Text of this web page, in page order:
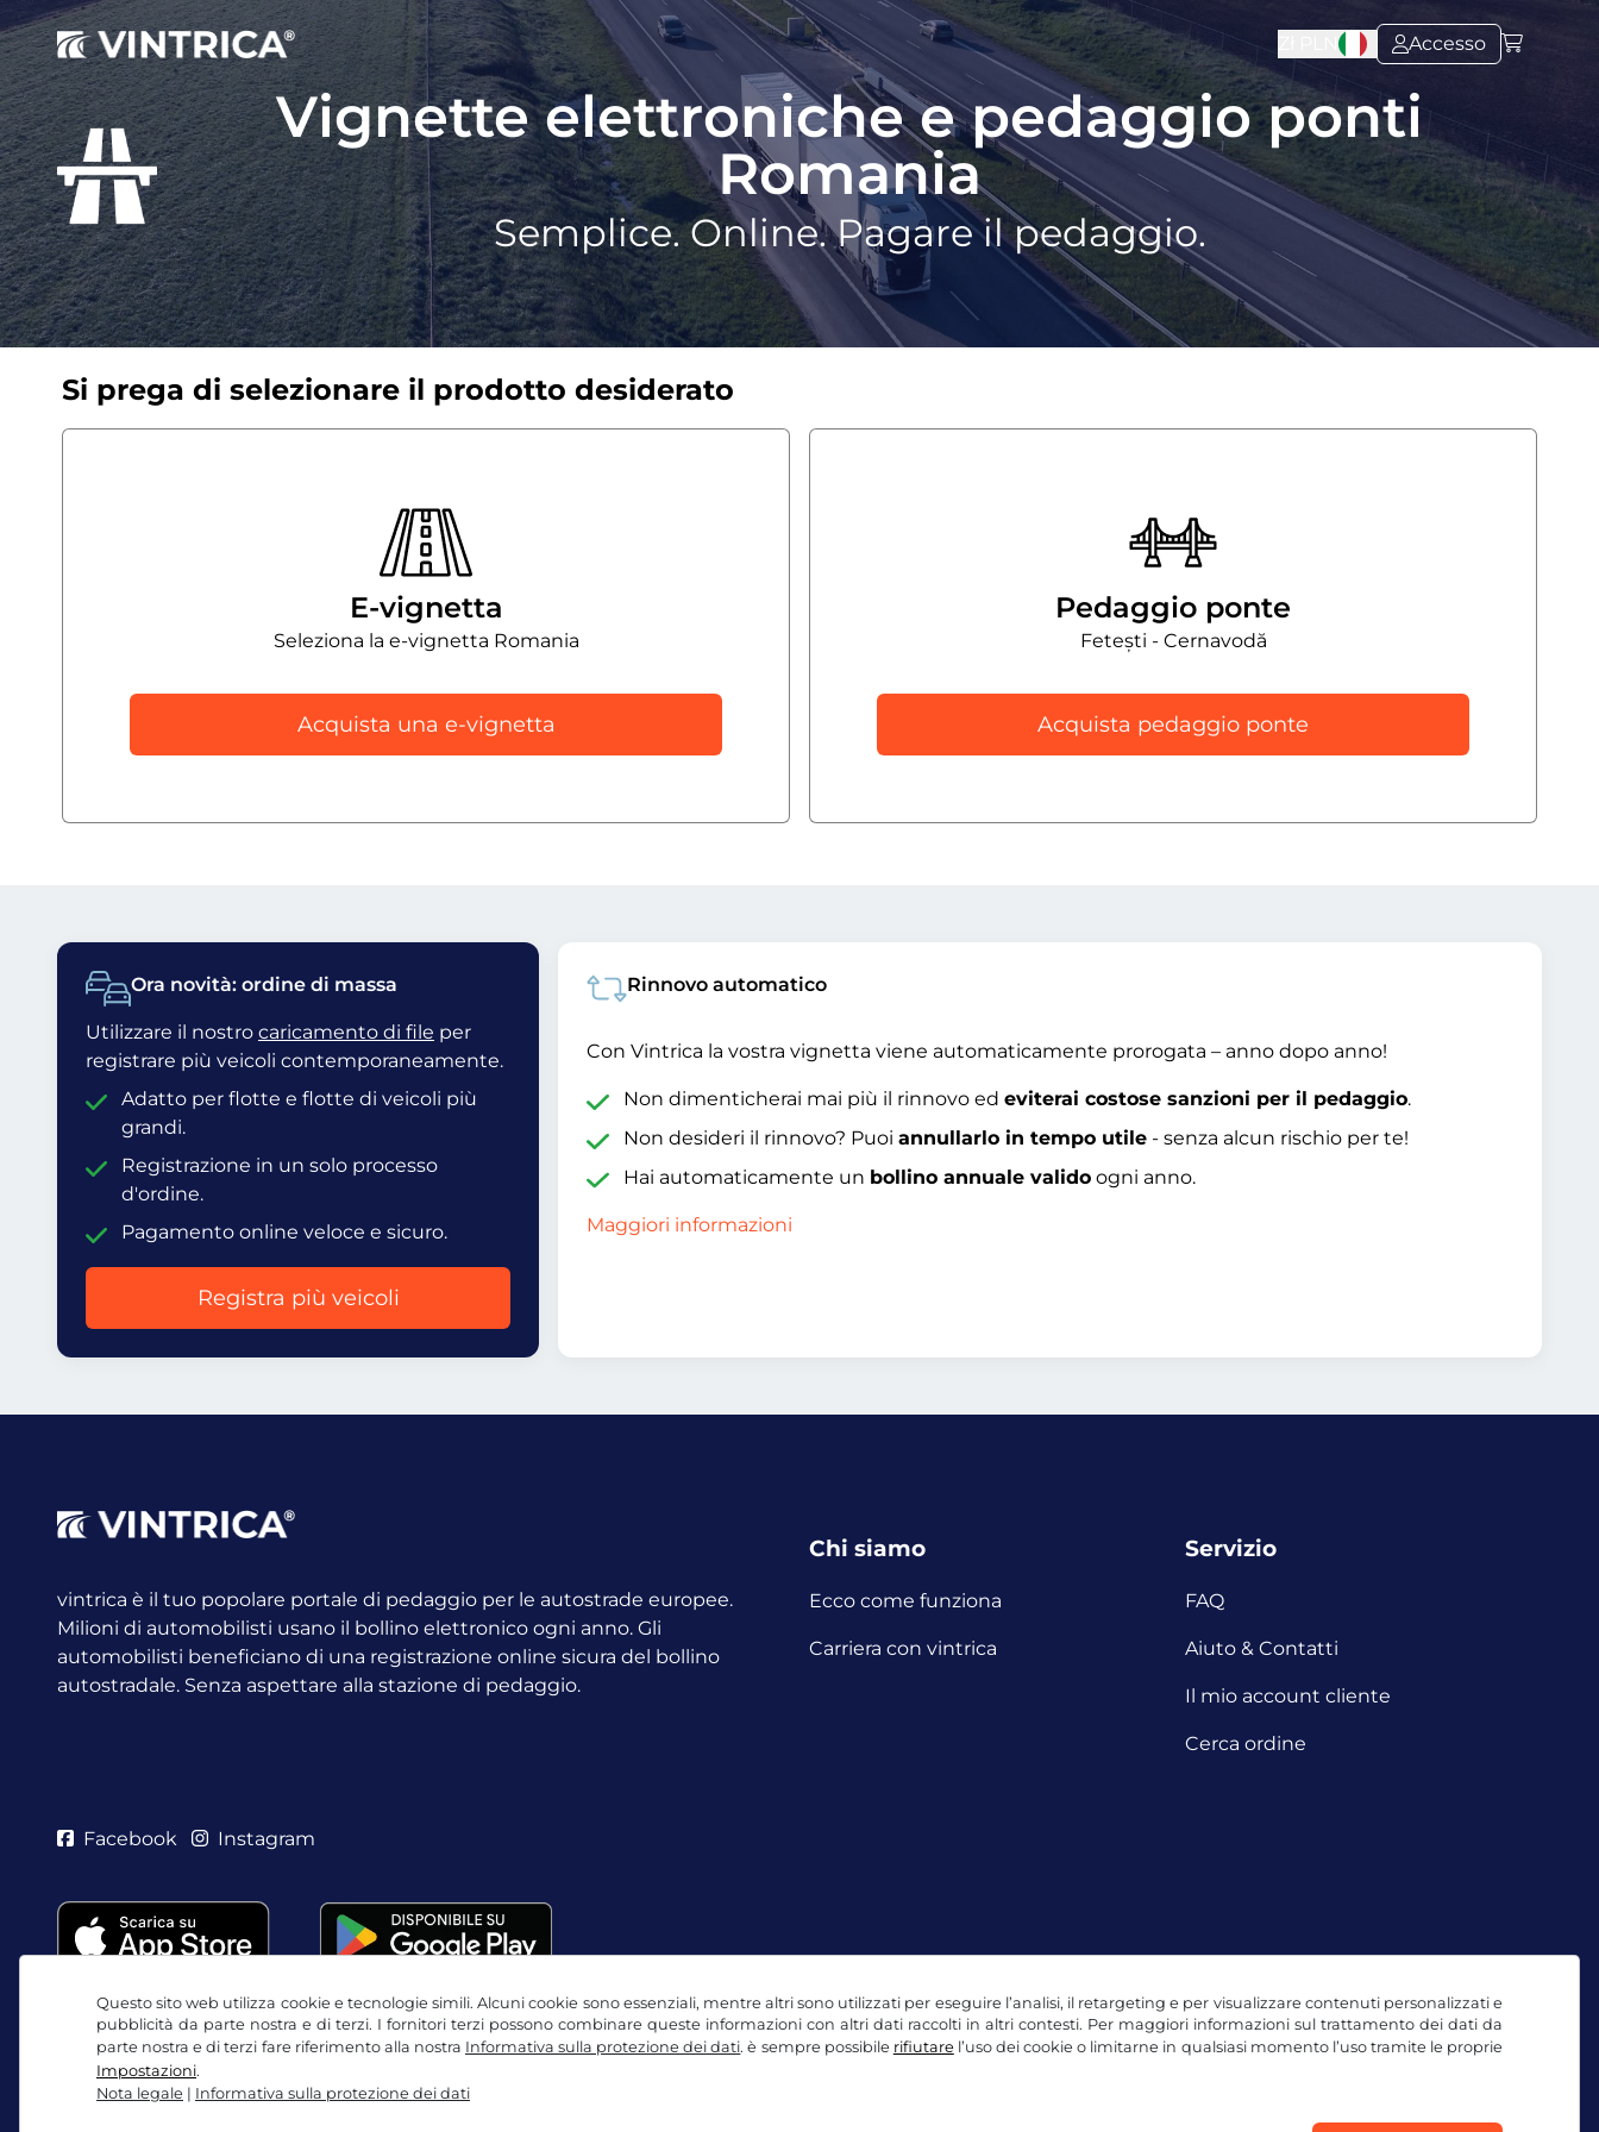
Questo sito web utilizza cookie e tecnologie simili. Alcuni cookie sono essenziali, mentre altri sono utilizzati per eseguire l’analisi, il retargeting e per visualizzare contenuti personalizzati e
pubblicità da parte nostra e di terzi. I fornitori terzi possono combinare queste informazioni con altri dati raccolti in altri contesti. Per maggiori informazioni sul trattamento dei dati da
parte nostra e di terzi fare riferimento alla nostra Informativa sulla protezione dei dati. è sempre possibile rifiutarel’uso dei cookie o limitarne in qualsiasi momento l’uso tramite le proprie
Impostazioni.
Nota legale | Informativa sulla protezione dei dati
Accesso
Vignette elettroniche e pedaggio ponti
Romania
Semplice. Online. Pagare il pedaggio.
Si prega di selezionare il prodotto desiderato
E-vignetta
Seleziona la e-vignetta Romania
Acquista una e-vignetta
Pedaggio ponte
Fetești - Cernavodă
Acquista pedaggio ponte
Ora novità: ordine di massa
Utilizzare il nostro caricamento di file per
registrare più veicoli contemporaneamente.
Adatto per flotte e flotte di veicoli più
grandi.
Registrazione in un solo processo
d'ordine.
Pagamento online veloce e sicuro.
Registra più veicoli
Rinnovo automatico
Con Vintrica la vostra vignetta viene automaticamente prorogata – anno dopo anno!
Non dimenticherai mai più il rinnovo ed eviterai costose sanzioni per il pedaggio.
Non desideri il rinnovo? Puoi annullarlo in tempo utile- senza alcun rischio per te!
Hai automaticamente un bollino annuale validoogni anno.
Maggiori informazioni
vintrica è il tuo popolare portale di pedaggio per le autostrade europee.
Milioni di automobilisti usano il bollino elettronico ogni anno. Gli
automobilisti beneficiano di una registrazione online sicura del bollino
autostradale. Senza aspettare alla stazione di pedaggio.
Chi siamo
Ecco come funziona
Carriera con vintrica
Servizio
FAQ
Aiuto & Contatti
Il mio account cliente
Cerca ordine
Facebook Instagram